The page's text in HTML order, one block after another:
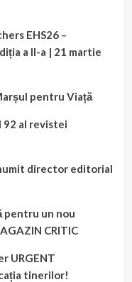
EHS26 –
a II-a | 21 martie
pentru Viață
92 al revistei
director editorial
pentru un nou
CRITIC
URGENT
tinerilor!